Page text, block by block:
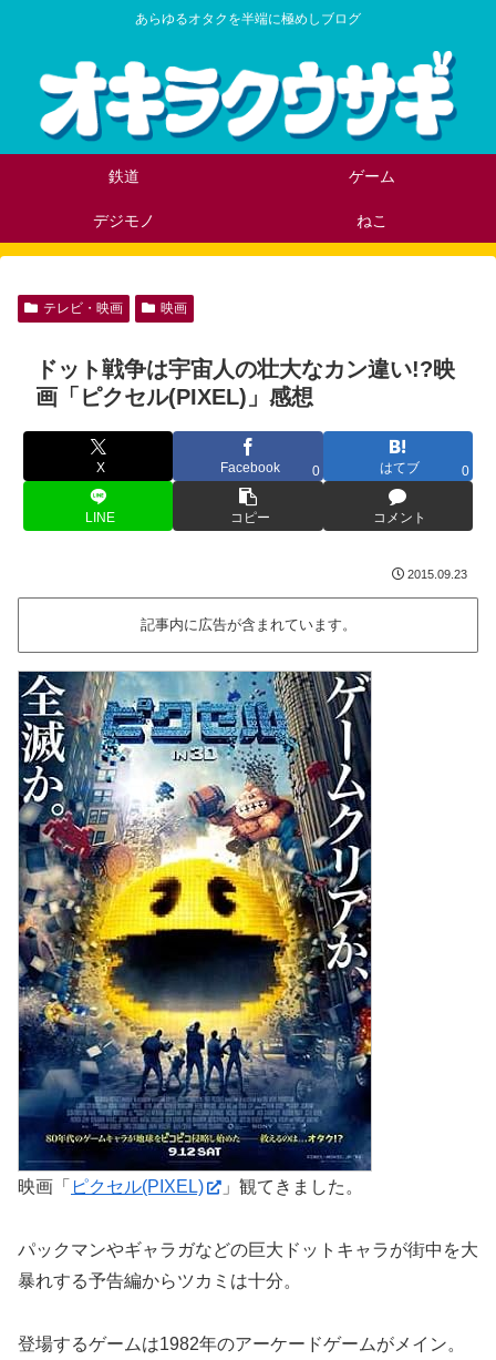
あらゆるオタクを半端に極めしブログ
鉄道 ゲーム
デジモノ ねこ
テレビ・映画 映画
ドット戦争は宇宙人の壮大なカン違い!?映
画「ピクセル(PIXEL)」感想
X Facebook 0 はてブ 0
LINE コピー コメント
2015.09.23
記事内に広告が含まれています。
映画「 ピクセル(PIXEL) 」観てきました。
パックマンやギャラガなどの巨大ドットキャラが街中を大
暴れする予告編からツカミは十分。
登場するゲームは1982年のアーケードゲームがメイン。